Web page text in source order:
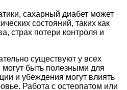
сахарный диабет может
состояний, таких как
страх потери контроля и
существуют у всех
быть полезными для
и убеждения могут влиять
Работа с остеопатом или